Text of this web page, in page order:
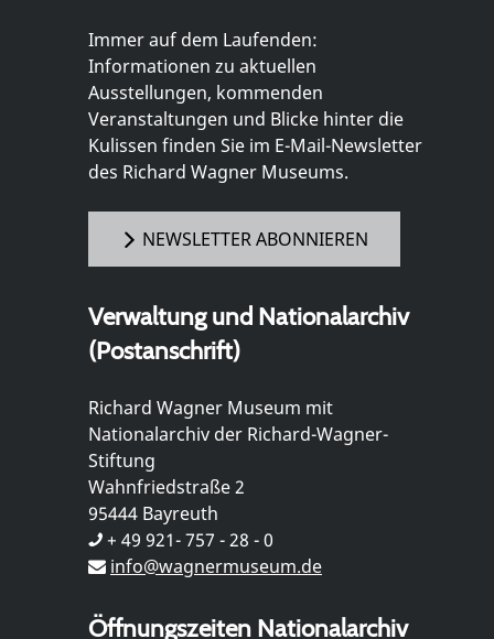
Immer auf dem Laufenden:
Informationen zu aktuellen
Ausstellungen, kommenden
Veranstaltungen und Blicke hinter die
Kulissen finden Sie im E-Mail-Newsletter
des Richard Wagner Museums.
NEWSLETTER ABONNIEREN
Verwaltung und Nationalarchiv
(Postanschrift)
Richard Wagner Museum mit
Nationalarchiv der Richard-Wagner-
Stiftung
Wahnfriedstraße 2
95444 Bayreuth
+ 49 921- 757 - 28 - 0
info@wagnermuseum.de
Öffnungszeiten Nationalarchiv